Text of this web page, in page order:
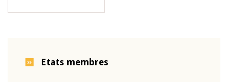
Etats membres